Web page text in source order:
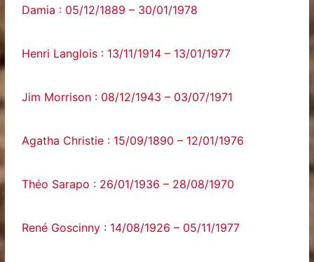
Damia : 05/12/1889 – 30/01/1978
Henri Langlois : 13/11/1914 – 13/01/1977
Jim Morrison : 08/12/1943 – 03/07/1971
Agatha Christie : 15/09/1890 – 12/01/1976
Théo Sarapo : 26/01/1936 – 28/08/1970
René Goscinny : 14/08/1926 – 05/11/1977